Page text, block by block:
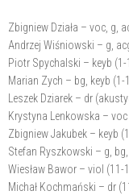
Zbigniew Działa – voc, g,
Andrzej Wiśniowski – g,
Piotr Spychalski – keyb (1-
Marian Zych – bg, keyb (1-
Leszek Dziarek – dr
Krystyna Lenkowska – voc
Zbigniew Jakubek – keyb
Stefan Ryszkowski – g,
Wiesław Bawor – viol (11-
Michał Kochmański – dr